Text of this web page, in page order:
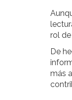
rol
De
más